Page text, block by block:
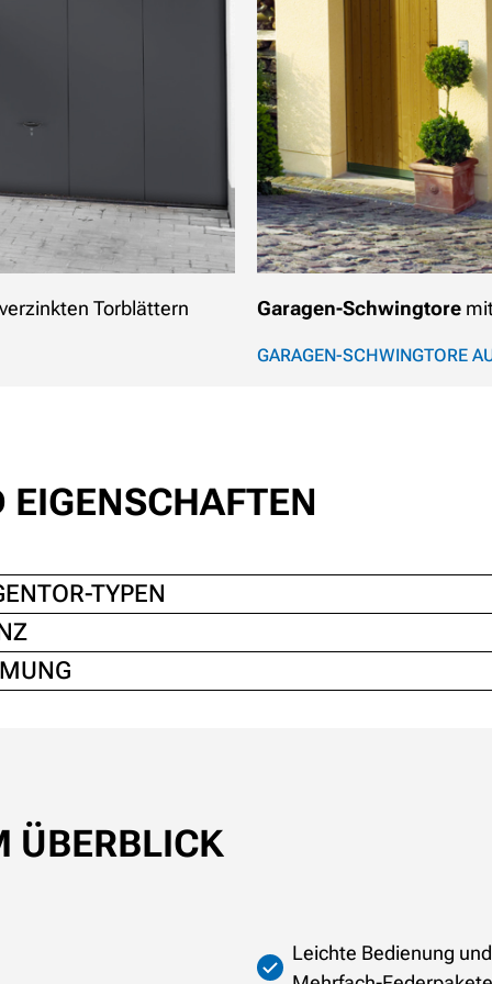
Torblättern Garagen-Schwingtore
GARAGEN-SCHWINGTORE
TYPEN
ÜBERBLICK
Leichte Bedienung